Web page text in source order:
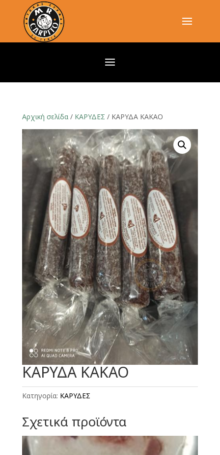
Αρχική σελίδα/ ΚΑΡΥΔΕΣ / ΚΑΡΥΔΑ ΚΑΚΑΟ
ΚΑΡΥΔΑ ΚΑΚΑΟ
Κατηγορία: ΚΑΡΥΔΕΣ
Σχετικά προϊόντα